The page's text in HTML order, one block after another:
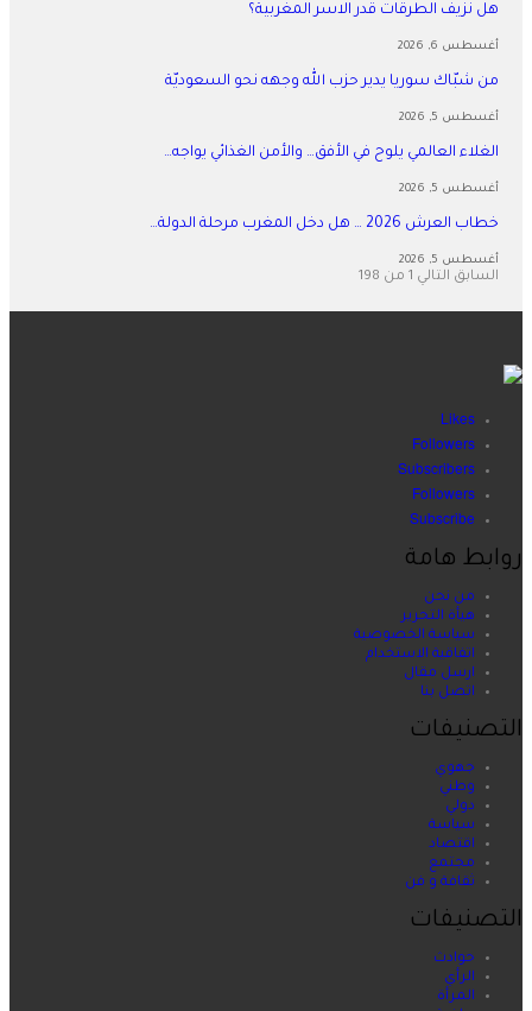
هل نزيف الطرقات قدر الاسر المغربية؟
أغسطس 6, 2026
من شبّاك سوريا يدير حزب الله وجهه نحو السعوديّة
أغسطس 5, 2026
الغلاء العالمي يلوح في الأفق… والأمن الغذائي يواجه…
أغسطس 5, 2026
خطاب العرش 2026 … هل دخل المغرب مرحلة الدولة…
أغسطس 5, 2026
السابق التالي 1 من 198
Likes
Followers
Subscribers
Followers
Subscribe
روابط هامة
من نحن
هيأة التحرير
سياسة الخصوصية
اتفاقية الاستخدام
ارسل مقال
اتصل بنا
التصنيفات
جهوي
وطني
دولي
سياسة
اقتصاد
مجتمع
ثقافة و فن
التصنيفات
حوادث
الرأي
المرأة